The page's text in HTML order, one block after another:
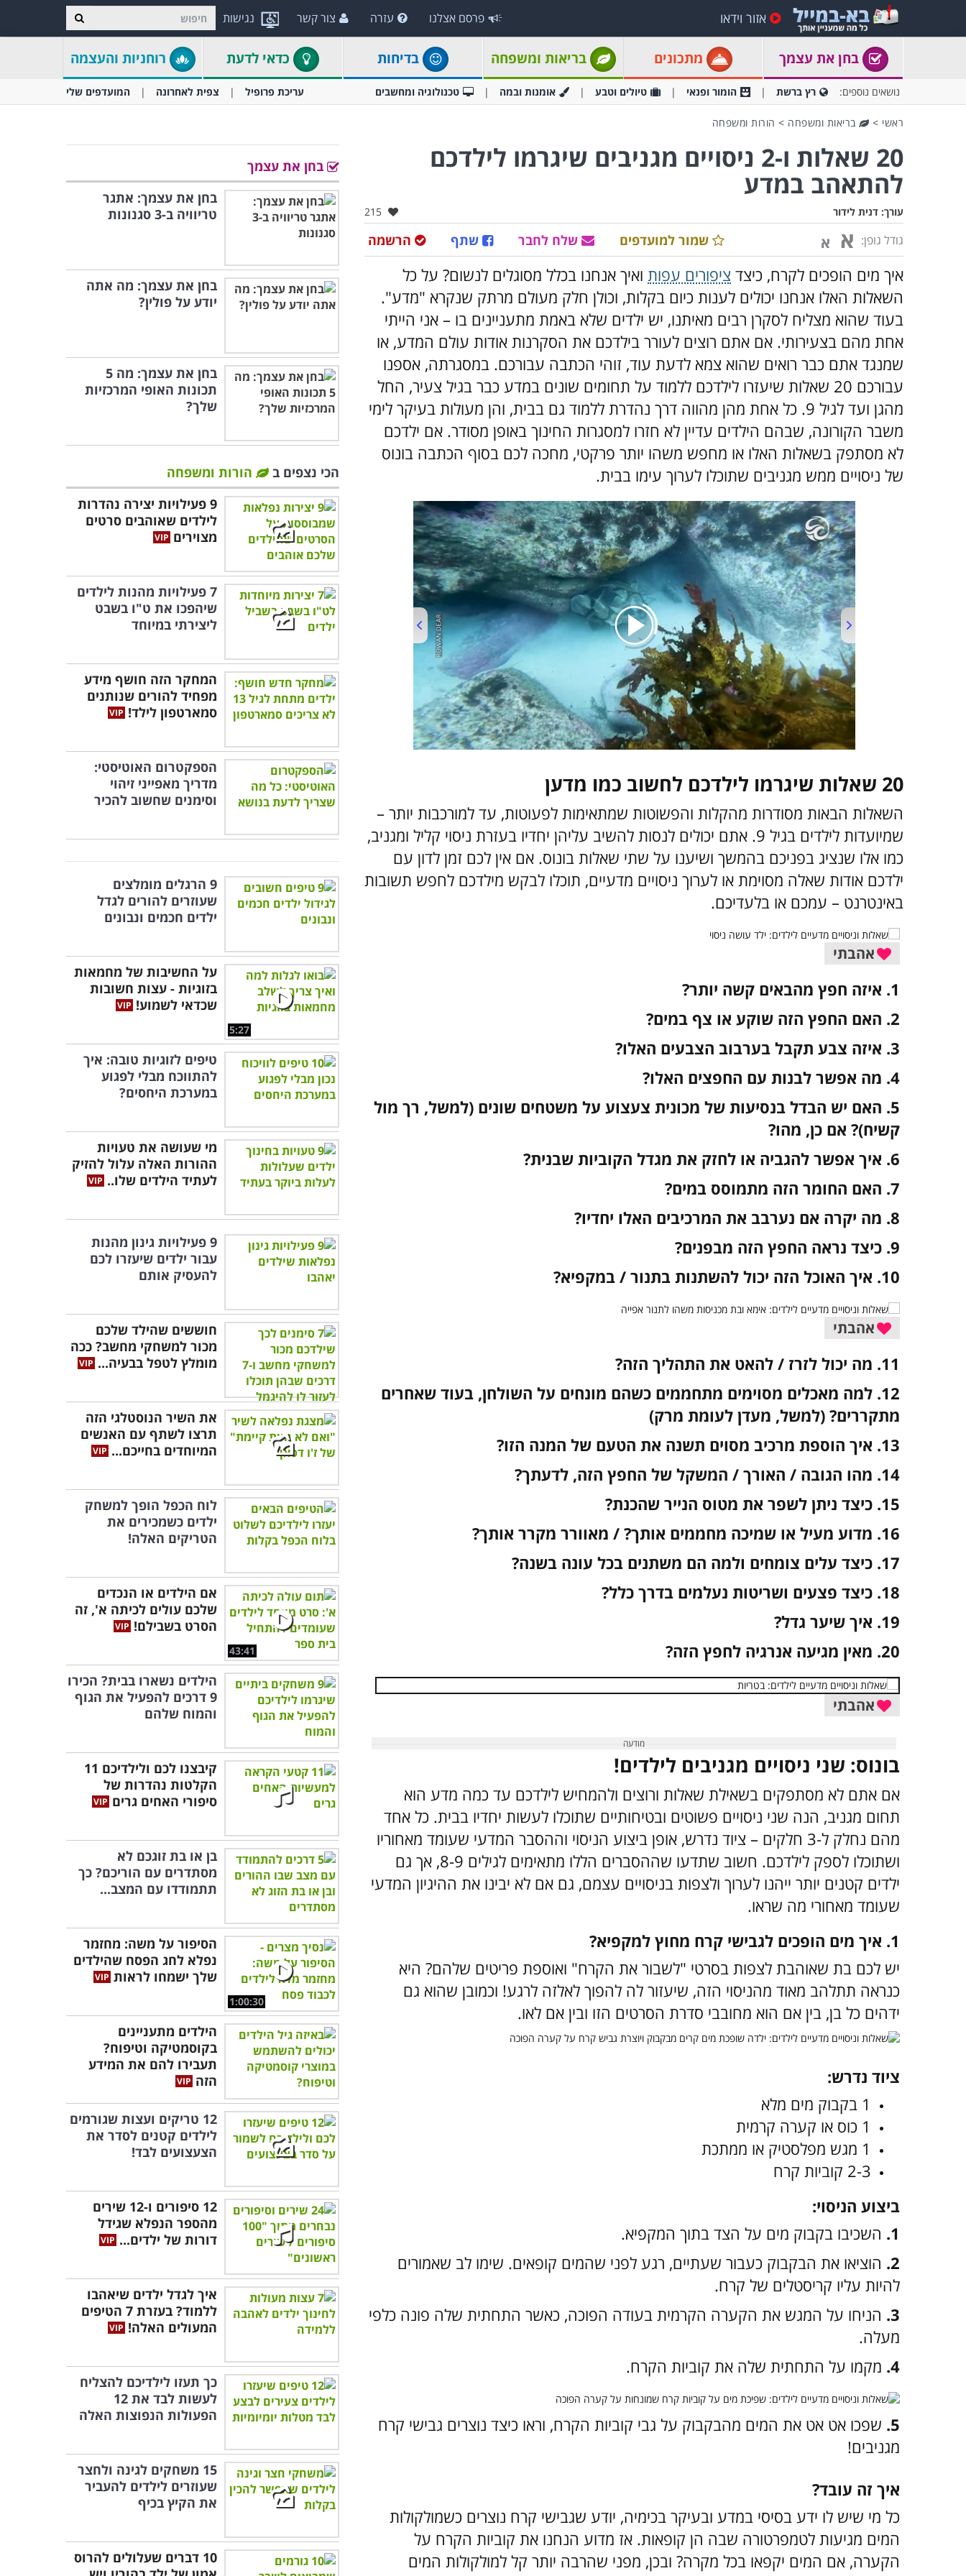
נגישות אזור וידאו פרסם אצלנו עזרה צור קשר
בחן את עצמך מתכונים בריאות ומשפחה בדיחות כדאי לדעת רוחניות והעצמה
נושאים נוספים: רץ ברשת הומור ופנאי טיולים וטבע אומנות ובמה טכנולוגיה ומחשבים עריכת פרופיל צפית לאחרונה המועדפים שלי
ראשי > בריאות ומשפחה > הורות ומשפחה
20 שאלות ו-2 ניסויים מגניבים שיגרמו לילדכם
להתאהב במדע
עורך: דנית לידור אהבו:
215
גודל גופן: א א הרשמה שתף שלח לחבר שמור למועדפים
איך מים הופכים לקרח, כיצד ציפורים עפות ואיך אנחנו בכלל מסוגלים לנשום? על כל
השאלות האלו אנחנו יכולים לענות כיום בקלות, וכולן חלק מעולם מרתק שנקרא "מדע".
בעוד שהוא מצליח לסקרן רבים מאיתנו, יש ילדים שלא באמת מתעניינים בו – אני הייתי
אחת מהם בצעירותי. אם אתם רוצים לעורר בילדכם את הסקרנות אודות עולם המדע, או
שמנגד אתם כבר רואים שהוא צמא לדעת עוד, זוהי הכתבה עבורכם. במסגרתה, אספנו
עבורכם 20 שאלות שיעזרו לילדכם ללמוד על תחומים שונים במדע כבר בגיל צעיר, החל
מהגן ועד לגיל 9. כל אחת מהן מהווה דרך נהדרת ללמוד גם בבית, והן מעולות בעיקר לימי
משבר הקורונה, שבהם הילדים עדיין לא חזרו למסגרות החינוך באופן מסודר. אם ילדכם
לא מסתפק בשאלות האלו או מחפש משהו יותר פרקטי, מחכה לכם בסוף הכתבה בונוס
של ניסויים ממש מגניבים שתוכלו לערוך עימו בבית.
00:00/02:34
20 שאלות שיגרמו לילדכם לחשוב כמו מדען
השאלות הבאות מסודרות מהקלות והפשוטות שמתאימות לפעוטות, עד למורכבות יותר –
שמיועדות לילדים בגיל 9. אתם יכולים לנסות להשיב עליהן יחדיו בעזרת ניסוי קליל ומגניב,
כמו אלו שנציג בפניכם בהמשך ושיענו על שתי שאלות בונוס. אם אין לכם זמן לדון עם
ילדכם אודות שאלה מסוימת או לערוך ניסויים מדעיים, תוכלו לבקש מילדכם לחפש תשובות
באינטרנט – עמכם או בלעדיכם.
אהבתי
1. איזה חפץ מהבאים קשה יותר?
2. האם החפץ הזה שוקע או צף במים?
3. איזה צבע תקבל בערבוב הצבעים האלו?
4. מה אפשר לבנות עם החפצים האלו?
5. האם יש הבדל בנסיעות של מכונית צעצוע על משטחים שונים (למשל, רך מול
קשיח)? אם כן, מהו?
6. איך אפשר להגביה או לחזק את מגדל הקוביות שבנית?
7. האם החומר הזה מתמוסס במים?
8. מה יקרה אם נערבב את המרכיבים האלו יחדיו?
9. כיצד נראה החפץ הזה מבפנים?
10. איך האוכל הזה יכול להשתנות בתנור / במקפיא?
אהבתי
11. מה יכול לזרז / להאט את התהליך הזה?
12. למה מאכלים מסוימים מתחממים כשהם מונחים על השולחן, בעוד שאחרים
מתקררים? (למשל, מעדן לעומת מרק)
13. איך הוספת מרכיב מסוים תשנה את הטעם של המנה הזו?
14. מהו הגובה / האורך / המשקל של החפץ הזה, לדעתך?
15. כיצד ניתן לשפר את מטוס הנייר שהכנת?
16. מדוע מעיל או שמיכה מחממים אותך? / מאוורר מקרר אותך?
17. כיצד עלים צומחים ולמה הם משתנים בכל עונה בשנה?
18. כיצד פצעים ושריטות נעלמים בדרך כלל?
19. איך שיער גדל?
20. מאין מגיעה אנרגיה לחפץ הזה?
אהבתי
בונוס: שני ניסויים מגניבים לילדים!
אם אתם לא מסתפקים בשאילת שאלות ורוצים ולהמחיש לילדכם עד כמה מדע הוא
תחום מגניב, הנה שני ניסויים פשוטים ובטיחותיים שתוכלו לעשות יחדיו בבית. כל אחד
מהם נחלק ל-3 חלקים – ציוד נדרש, אופן ביצוע הניסוי וההסבר המדעי שעומד מאחוריו
ושתוכלו לספק לילדכם. חשוב שתדעו שההסברים הללו מתאימים לגילים 8-9, אך גם
ילדים קטנים יותר ייהנו לערוך ולצפות בניסויים עצמם, גם אם לא יבינו את ההיגיון המדעי
שעומד מאחורי מה שראו.
1. איך מים הופכים לגבישי קרח מחוץ למקפיא?
יש לכם בת שאוהבת לצפות בסרטי "לשבור את הקרח" ואוספת פריטים שלהם? היא
כנראה תתלהב מאוד מהניסוי הזה, שיעזור לה להפוך לאלזה לרגע! וכמובן שהוא גם
ידהים כל בן, בין אם הוא מחובבי סדרת הסרטים הזו ובין אם לאו.
ציוד נדרש:
1 בקבוק מים מלא
1 כוס או קערה קרמית
1 מגש מפלסטיק או ממתכת
2-3 קוביות קרח
ביצוע הניסוי:
1. השכיבו בקבוק מים על הצד בתוך המקפיא.
2. הוציאו את הבקבוק כעבור שעתיים, רגע לפני שהמים קופאים. שימו לב שאמורים
להיות עליו קריסטלים של קרח.
3. הניחו על המגש את הקערה הקרמית בעודה הפוכה, כאשר התחתית שלה פונה כלפי
מעלה.
4. מקמו על התחתית שלה את קוביות הקרח.
5. שפכו אט אט את המים מהבקבוק על גבי קוביות הקרח, וראו כיצד נוצרים גבישי קרח
מגניבים!
איך זה עובד?
כל מי שיש לו ידע בסיסי במדע ובעיקר בכימיה, יודע שגבישי קרח נוצרים כשמולקולות
המים מגיעות לטמפרטורה שבה הן קופאות. אז מדוע הנחנו את קוביות הקרח על
הקערה, אם המים יקפאו בכל מקרה? ובכן, מפני שהרבה יותר קל למולקולות המים
בחן את עצמך
בחן את עצמך: אתגר
טריוויה ב-3 סגנונות
בחן את עצמך: מה אתה
יודע על פולין?
בחן את עצמך: מה 5
תכונות האופי המרכזיות
שלך?
הכי נצפים ב
הורות ומשפחה
9 פעילויות יצירה נהדרות
לילדים שאוהבים סרטים
מצוירים
7 פעילויות מהנות לילדים
שיהפכו את ט"ו בשבט
ליצירתי במיוחד
המחקר הזה חושף מידע
מפחיד להורים שנותנים
סמארטפון לילד!
הספקטרום האוטיסטי:
מדריך מאפייני זיהוי
וסימנים שחשוב להכיר
9 הרגלים מומלצים
שעוזרים להורים לגדל
ילדים חכמים ונבונים
5:27
על החשיבות של מחמאות
בזוגיות - עצות חשובות
שכדאי לשמוע!
טיפים לזוגיות טובה: איך
להתווכח מבלי לפגוע
במערכת היחסים?
מי שעושה את טעויות
ההורות האלה עלול להזיק
לעתיד הילדים שלו..
9 פעילויות גינון מהנות
עבור ילדים שיעזרו לכם
להעסיק אותם
חוששים שהילד שלכם
מכור למשחקי מחשב? ככה
מומלץ לטפל בבעיה...
את השיר הנוסטלגי הזה
תרצו לשתף עם האנשים
המיוחדים בחייכם...
לוח הכפל הופך למשחק
ילדים כשמכירים את
הטריקים האלה!
43:41
אם הילדים או הנכדים
שלכם עולים לכיתה א', זה
הסרט בשבילם!
הילדים נשארו בבית? הכירו
9 דרכים להפעיל את הגוף
והמוח שלהם
קיבצנו לכם ולילדיכם 11
הקלטות נהדרות של
סיפורי האחים גרים
בן או בת זוגכם לא
מסתדרים עם הוריכם? כך
תתמודדו עם המצב...
1:00:30
הסיפור על משה: מחזמר
נפלא לחג הפסח שהילדים
שלך ישמחו לראות
הילדים מתעניינים
בקוסמטיקה וטיפוח?
תעבירו להם את המידע
הזה
12 טריקים ועצות שגורמים
לילדים קטנים לסדר את
הצעצועים לבד!
12 סיפורים ו-12 שירים
מהספר הנפלא שגידל
דורות של ילדים...
איך לגדל ילדים שיאהבו
ללמוד? בעזרת 7 הטיפים
המעולים האלה!
כך תעזו לילדיכם להצליח
לעשות לבד את 12
הפעולות הנפוצות האלה
15 משחקים לגינה ולחצר
שעוזרים לילדים להעביר
את הקיץ בכיף
10 דברים שעלולים להרוס